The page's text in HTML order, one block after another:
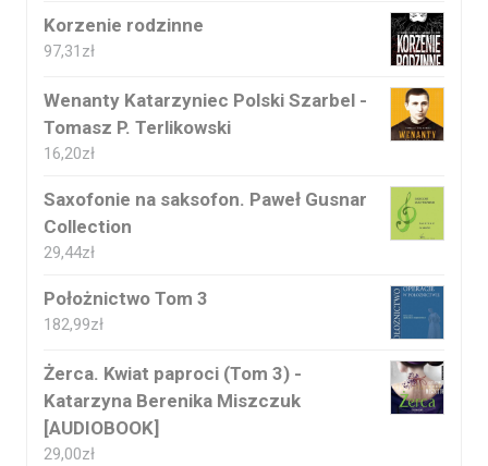
Korzenie rodzinne
97,31 zł
Wenanty Katarzyniec Polski Szarbel -
Tomasz P. Terlikowski
16,20zł
Saxofonie na saksofon. Paweł Gusnar
Collection
29,44zł
Położnictwo Tom 3
182,99zł
Żerca. Kwiat paproci (Tom 3) -
Katarzyna Berenika Miszczuk
[AUDIOBOOK]
29,00zł